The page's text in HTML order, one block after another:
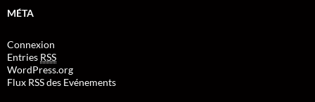
MÉTA
Connexion
Entries RSS
WordPress.org
Flux RSS des Evénements